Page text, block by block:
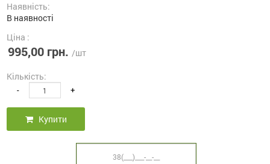
Наявність:
В наявності
Ціна :
995,00 грн. /шт
Кількість:
- +
Купити